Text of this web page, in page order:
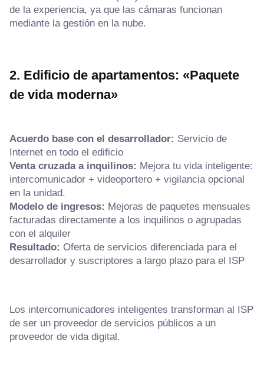
de la experiencia, ya que las cámaras funcionan
mediante la gestión en la nube.
2. Edificio de apartamentos: «Paquete
de vida moderna»
Acuerdo base con el desarrollador: Servicio de
Internet en todo el edificio
Venta cruzada a inquilinos: Mejora tu vida inteligente:
intercomunicador + videoportero + vigilancia opcional
en la unidad.
Modelo de ingresos: Mejoras de paquetes mensuales
facturadas directamente a los inquilinos o agrupadas
con el alquiler
Resultado: Oferta de servicios diferenciada para el
desarrollador y suscriptores a largo plazo para el ISP
Los intercomunicadores inteligentes transforman al ISP
de ser un proveedor de servicios públicos a un
proveedor de vida digital.